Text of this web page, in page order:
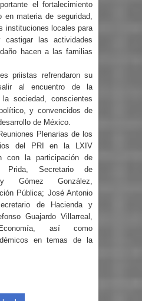
el fortalecimiento
materia de seguridad,
instituciones locales para
castigar las actividades
hacen a las familias
priistas refrendaron su
al encuentro de la
sociedad, conscientes
y convencidos de
de México.
Plenarias de los
del PRI en la LXIV
con la participación de
Prida, Secretario de
Gómez González,
Pública; José Antonio
de Hacienda y
Guajardo Villarreal,
así como
en temas de la